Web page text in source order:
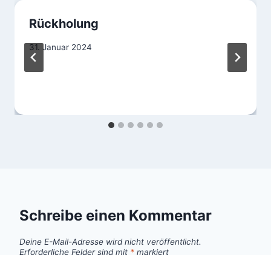
Rückholung
31. Januar 2024
Schreibe einen Kommentar
Deine E-Mail-Adresse wird nicht veröffentlicht.
Erforderliche Felder sind mit * markiert